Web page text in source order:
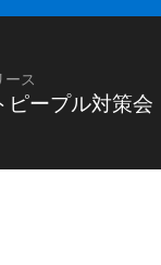
ース
ープル対策会